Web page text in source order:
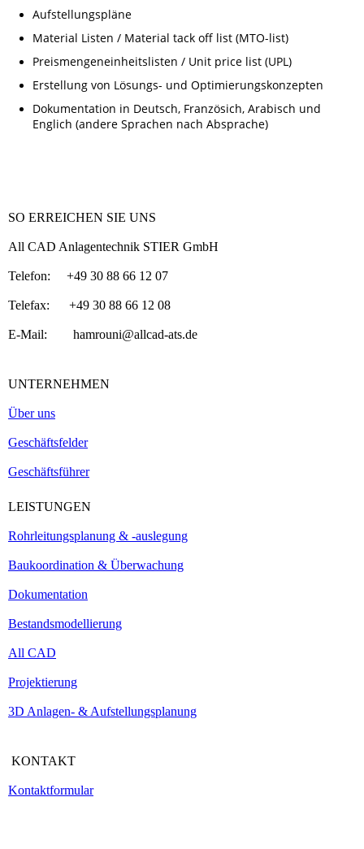
Aufstellungspläne
Material Listen / Material tack off list (MTO-list)
Preismengeneinheitslisten / Unit price list (UPL)
Erstellung von Lösungs- und Optimierungskonzepten
Dokumentation in Deutsch, Französich, Arabisch und
Englich (andere Sprachen nach Absprache)
SO ERREICHEN SIE UNS
All CAD Anlagentechnik STIER GmbH
Telefon: +49 30 88 66 12 07
Telefax: +49 30 88 66 12 08
E-Mail: hamrouni@allcad-ats.de
UNTERNEHMEN
Über uns
Geschäftsfelder
Geschäftsführer
LEISTUNGEN
Rohrleitungsplanung & -auslegung
Baukoordination & Überwachung
Dokumentation
Bestandsmodellierung
All CAD
Projektierung
3D Anlagen- & Aufstellungsplanung
KONTAKT
Kontaktformular